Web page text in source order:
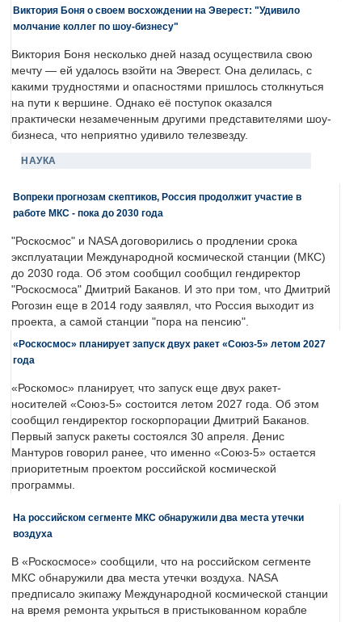
Виктория Боня о своем восхождении на Эверест: "Удивило
молчание коллег по шоу-бизнесу"
Виктория Боня несколько дней назад осуществила свою
мечту — ей удалось взойти на Эверест. Она делилась, с
какими трудностями и опасностями пришлось столкнуться
на пути к вершине. Однако её поступок оказался
практически незамеченным другими представителями шоу-
бизнеса, что неприятно удивило телезвезду.
НАУКА
Вопреки прогнозам скептиков, Россия продолжит участие в
работе МКС - пока до 2030 года
"Роскосмос" и NASA договорились о продлении срока
эксплуатации Международной космической станции (МКС)
до 2030 года. Об этом сообщил сообщил гендиректор
"Роскосмоса" Дмитрий Баканов. И это при том, что Дмитрий
Рогозин еще в 2014 году заявлял, что Россия выходит из
проекта, а самой станции "пора на пенсию".
«Роскосмос» планирует запуск двух ракет «Союз-5» летом 2027
года
«Роскомос» планирует, что запуск еще двух ракет-
носителей «Союз-5» состоится летом 2027 года. Об этом
сообщил гендиректор госкорпорации Дмитрий Баканов.
Первый запуск ракеты состоялся 30 апреля. Денис
Мантуров говорил ранее, что именно «Союз-5» остается
приоритетным проектом российской космической
программы.
На российском сегменте МКС обнаружили два места утечки
воздуха
В «Роскосмосе» сообщили, что на российском сегменте
МКС обнаружили два места утечки воздуха. NASA
предписало экипажу Международной космической станции
на время ремонта укрыться в пристыкованном корабле